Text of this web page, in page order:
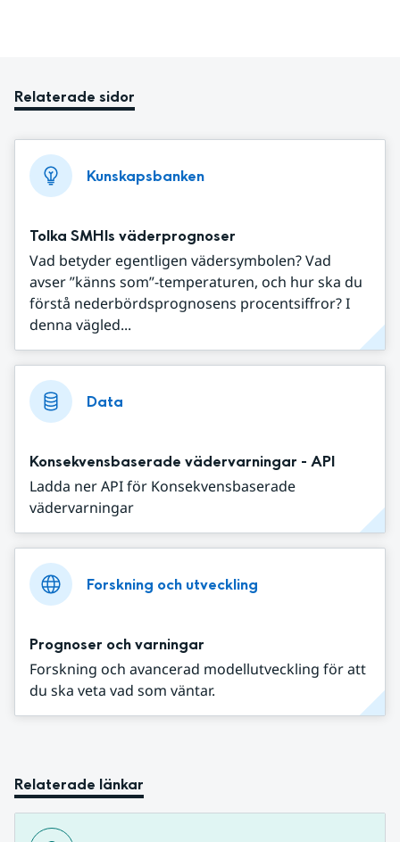
Relaterade sidor
Kunskapsbanken
Tolka SMHIs väderprognoser
Vad betyder egentligen vädersymbolen? Vad
avser ”känns som”-temperaturen, och hur ska du
förstå nederbördsprognosens procentsiffror? I
denna vägled...
Data
Konsekvensbaserade vädervarningar - API
Ladda ner API för Konsekvensbaserade
vädervarningar
Forskning och utveckling
Prognoser och varningar
Forskning och avancerad modellutveckling för att
du ska veta vad som väntar.
Relaterade länkar